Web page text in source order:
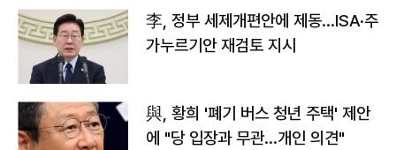
李, 정부 세제개편안에 제동…ISA·주
가누르기안 재검토 지시
與, 황희 '폐기 버스 청년 주택' 제안
에 "당 입장과 무관…개인 의견"